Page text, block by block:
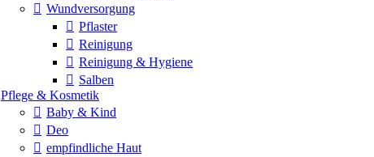
Wundversorgung
Pflaster
Reinigung
Reinigung & Hygiene
Salben
Pflege & Kosmetik
Baby & Kind
Deo
empfindliche Haut